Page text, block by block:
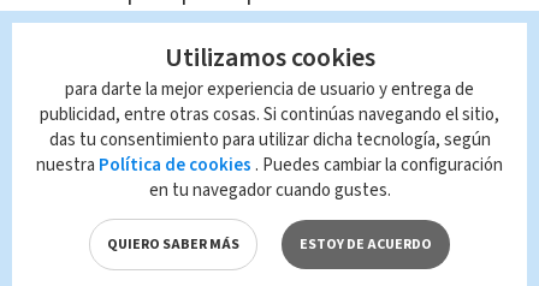
TAGS RELACIONADOS:
Deportes
parcial del contenido de esta página, mismo
que es propiedad de TELEDIARIO; su
Utilizamos cookies
para darte la mejor experiencia de usuario y entrega de
publicidad, entre otras cosas. Si continúas navegando el sitio,
das tu consentimiento para utilizar dicha tecnología, según
nuestra Política de cookies . Puedes cambiar la configuración
en tu navegador cuando gustes.
QUIERO SABER MÁS ESTOY DE ACUERDO